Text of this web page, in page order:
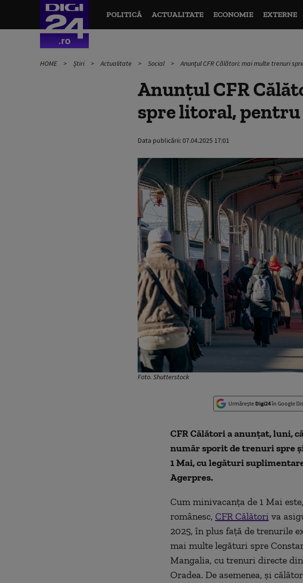
POLITICĂ ACTUALITATE ECONOMIE EXTERNE
HOME Știri Actualitate Social Anunțul CFR Călători: mai multe trenuri
Anunțul CFR
spre litoral, pentru
Data publicării:07.04.2025 17:01
Foto. Shutterstock
Urmărește Digi24în Google
CFR Călători a anunţat, luni,
număr sporit de trenuri spre
1 Mai, cu legături
Agerpres.
Cum minivacanţa de 1 Mai
românesc, CFR Călătoriva
2025, în plus faţă de trenurile
mai multe legături spre
Mangalia, cu trenuri directe
Oradea. De asemenea, şi